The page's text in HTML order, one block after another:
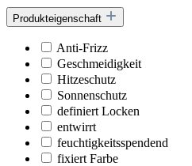
Produkteigenschaft
Anti-Frizz
Geschmeidigkeit
Hitzeschutz
Sonnenschutz
definiert Locken
entwirrt
feuchtigkeitsspendend
fixiert Farbe